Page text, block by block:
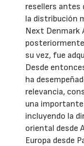
resellers antes
la distribución
Next Denmark
posteriormente
su vez, fue
Desde
ha
relevancia,
una
incluyendo la
oriental desde
Europa desde